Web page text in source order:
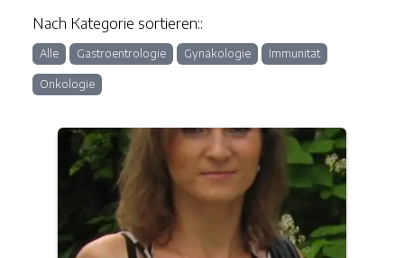
Nach Kategorie sortieren::
Alle Gastroentrologie Gynäkologie Immunität
Onkologie